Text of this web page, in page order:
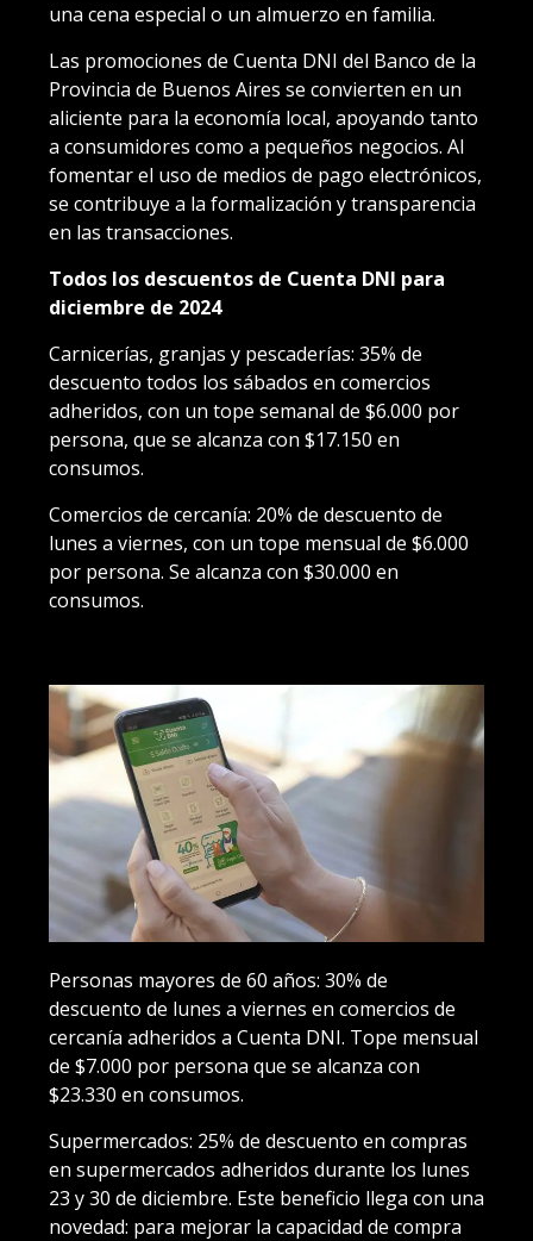
una cena especial o un almuerzo en familia.
Las promociones de Cuenta DNI del Banco de la
Provincia de Buenos Aires se convierten en un
aliciente para la economía local, apoyando tanto
a consumidores como a pequeños negocios. Al
fomentar el uso de medios de pago electrónicos,
se contribuye a la formalización y transparencia
en las transacciones.
Todos los descuentos de Cuenta DNI para
diciembre de 2024
Carnicerías, granjas y pescaderías: 35% de
descuento todos los sábados en comercios
adheridos, con un tope semanal de $6.000 por
persona, que se alcanza con $17.150 en
consumos.
Comercios de cercanía: 20% de descuento de
lunes a viernes, con un tope mensual de $6.000
por persona. Se alcanza con $30.000 en
consumos.
Personas mayores de 60 años: 30% de
descuento de lunes a viernes en comercios de
cercanía adheridos a Cuenta DNI. Tope mensual
de $7.000 por persona que se alcanza con
$23.330 en consumos.
Supermercados: 25% de descuento en compras
en supermercados adheridos durante los lunes
23 y 30 de diciembre. Este beneficio llega con una
novedad: para mejorar la capacidad de compra